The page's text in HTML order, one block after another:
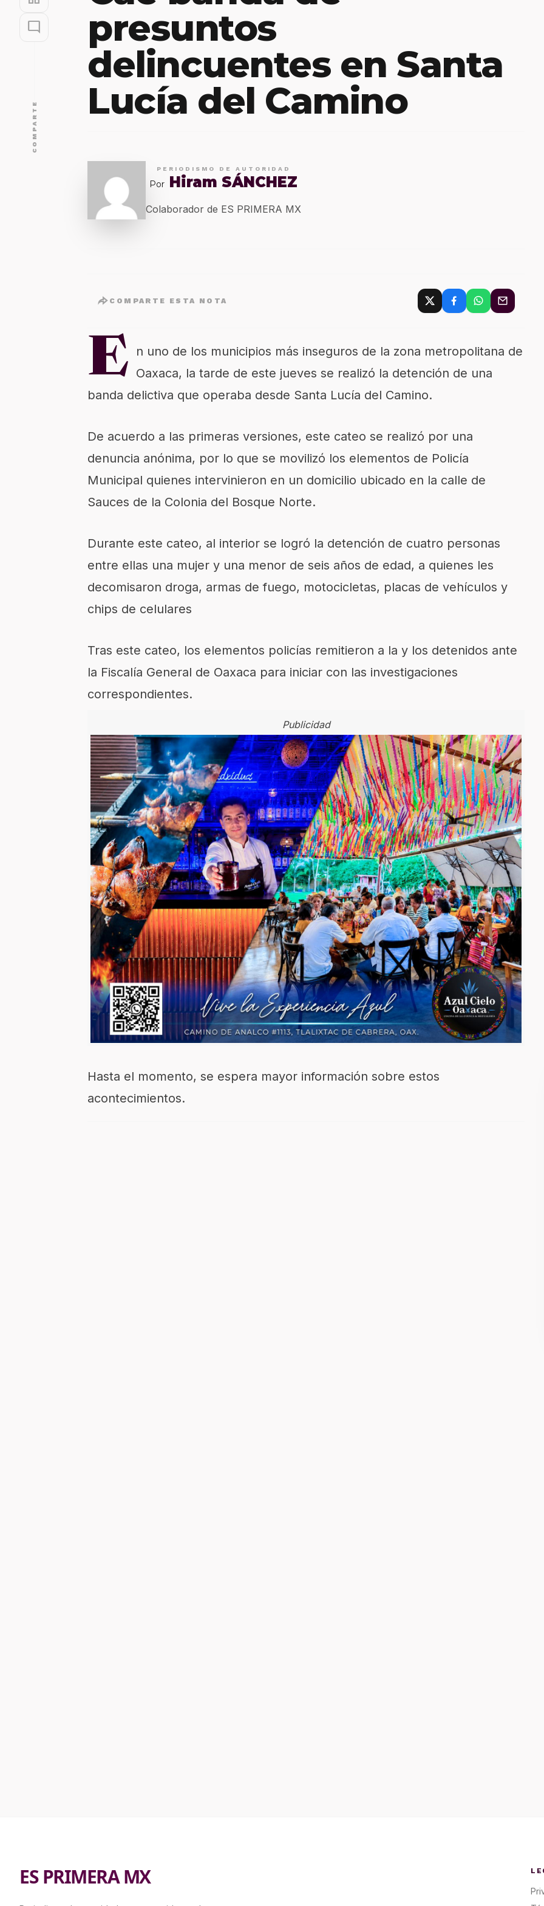
mode_comment
COMPARTE
presuntos
delincuentes en Santa
Lucía del Camino
PERIODISMO DE AUTORIDAD
Por Hiram SÁNCHEZ
Colaborador de ES PRIMERA MX
COMPARTE ESTA NOTA
E
n uno de los municipios más inseguros de la zona metropolitana de
Oaxaca, la tarde de este jueves se realizó la detención de una
banda delictiva que operaba desde Santa Lucía del Camino.
De acuerdo a las primeras versiones, este cateo se realizó por una
denuncia anónima, por lo que se movilizó los elementos de Policía
Municipal quienes intervinieron en un domicilio ubicado en la calle de
Sauces de la Colonia del Bosque Norte.
Durante este cateo, al interior se logró la detención de cuatro personas
entre ellas una mujer y una menor de seis años de edad, a quienes les
decomisaron droga, armas de fuego, motocicletas, placas de vehículos y
chips de celulares
Tras este cateo, los elementos policías remitieron a la y los detenidos ante
la Fiscalía General de Oaxaca para iniciar con las investigaciones
correspondientes.
Publicidad
Hasta el momento, se espera mayor información sobre estos
acontecimientos.
ES PRIMERA MX